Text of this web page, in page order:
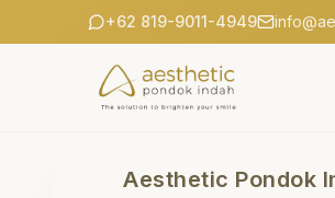
+62 819-9011-4949
Aesthetic Pondok